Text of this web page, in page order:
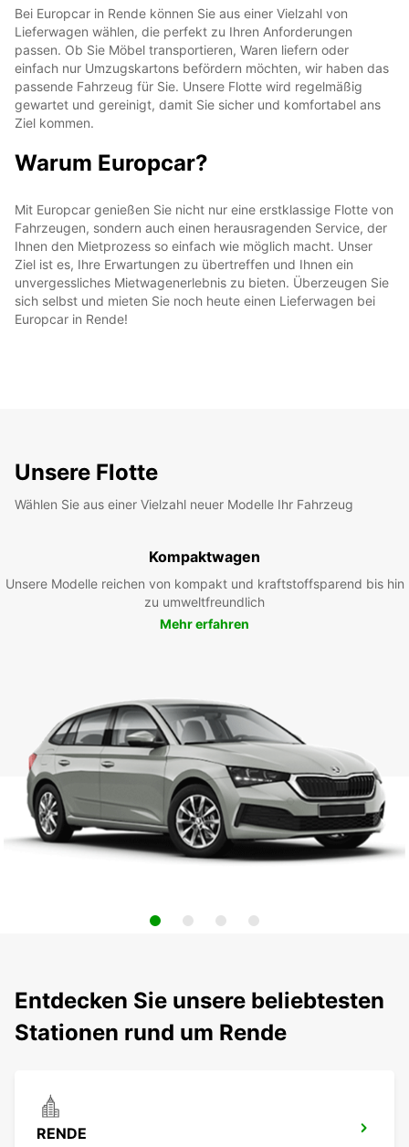
Bei Europcar in Rende können Sie aus einer Vielzahl von
Lieferwagen wählen, die perfekt zu Ihren Anforderungen
passen. Ob Sie Möbel transportieren, Waren liefern oder
einfach nur Umzugskartons befördern möchten, wir haben das
passende Fahrzeug für Sie. Unsere Flotte wird regelmäßig
gewartet und gereinigt, damit Sie sicher und komfortabel ans
Ziel kommen.
Warum Europcar?
Mit Europcar genießen Sie nicht nur eine erstklassige Flotte von
Fahrzeugen, sondern auch einen herausragenden Service, der
Ihnen den Mietprozess so einfach wie möglich macht. Unser
Ziel ist es, Ihre Erwartungen zu übertreffen und Ihnen ein
unvergessliches Mietwagenerlebnis zu bieten. Überzeugen Sie
sich selbst und mieten Sie noch heute einen Lieferwagen bei
Europcar in Rende!
Unsere Flotte
Wählen Sie aus einer Vielzahl neuer Modelle Ihr Fahrzeug
Kompaktwagen
Unsere Modelle reichen von kompakt und kraftstoffsparend bis hin
zu umweltfreundlich
Mehr erfahren
Entdecken Sie unsere beliebtesten
Stationen rund um Rende
RENDE